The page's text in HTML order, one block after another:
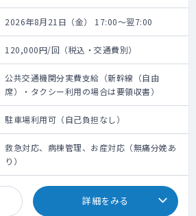
2026年8月21日（金） 17:00～翌7:00
120,000円/回（税込・交通費別）
公共交通機関分実費支給（新幹線（自由
席）・タクシー利用の場合は要領収書）
駐車場利用可（自己負担なし）
救急対応、病棟管理、お産対応（無痛分娩あ
り）
詳細をみる